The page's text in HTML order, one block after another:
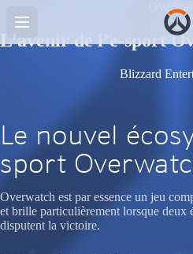
L’avenir de l’e-sport
Blizzard
Le nouvel
sport
Overwatch est par essence un jeu
et brille particulièrement lorsque deux
disputent la victoire.